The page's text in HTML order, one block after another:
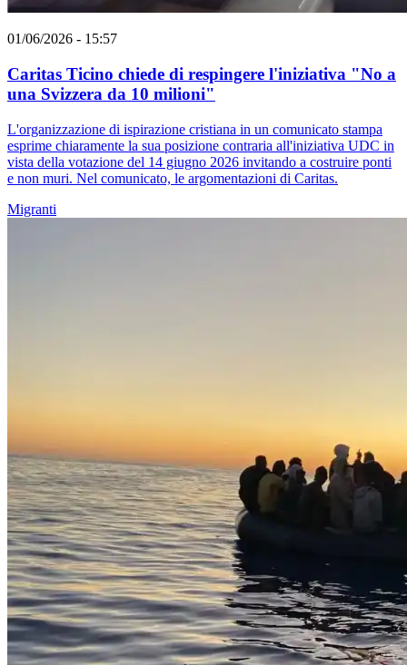
01/06/2026 - 15:57
Caritas Ticino chiede di respingere l'iniziativa "No a
una Svizzera da 10 milioni"
L'organizzazione di ispirazione cristiana in un comunicato stampa
esprime chiaramente la sua posizione contraria all'iniziativa UDC in
vista della votazione del 14 giugno 2026 invitando a costruire ponti
e non muri. Nel comunicato, le argomentazioni di Caritas.
Migranti